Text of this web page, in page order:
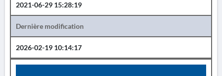
2021-06-29 15:28:19
Dernière modification
2026-02-19 10:14:17